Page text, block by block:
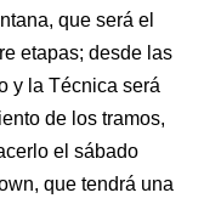
que será el
etapas; desde las
y la Técnica será
de los tramos,
el sábado
que tendrá una